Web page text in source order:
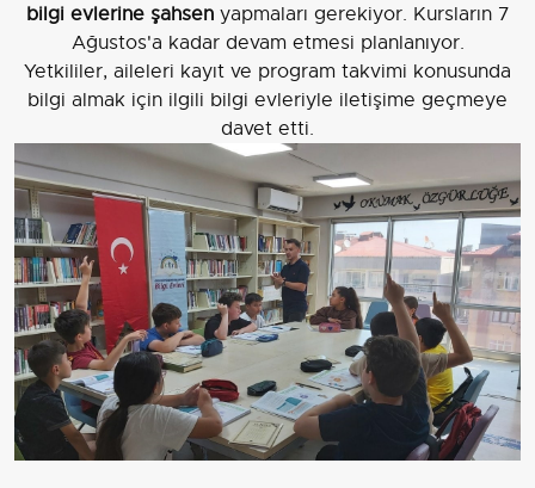
bilgi evlerine şahsenyapmaları gerekiyor. Kursların 7
Ağustos'a kadar devam etmesi planlanıyor.
Yetkililer, aileleri kayıt ve program takvimi konusunda
bilgi almak için ilgili bilgi evleriyle iletişime geçmeye
davet etti.